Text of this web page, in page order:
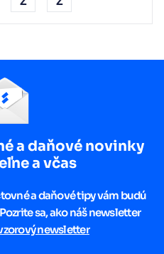
a daňové novinky
a včas
a daňové tipy vám budú
sa, ako náš newsletter
newsletter